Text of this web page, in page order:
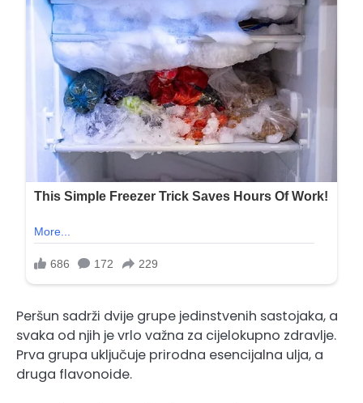
Peršun sadrži dvije grupe jedinstvenih sastojaka, a
svaka od njih je vrlo važna za cijelokupno zdravlje.
Prva grupa uključuje prirodna esencijalna ulja, a
druga flavonoide.